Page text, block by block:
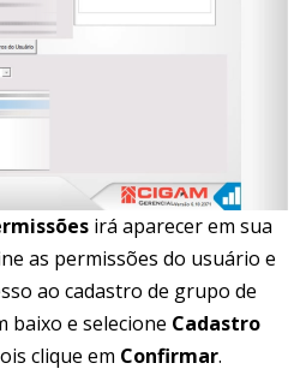
irá aparecer em sua
as permissões do usuário e
ao cadastro de grupo de
baixo e selecione Cadastro
clique em Confirmar.